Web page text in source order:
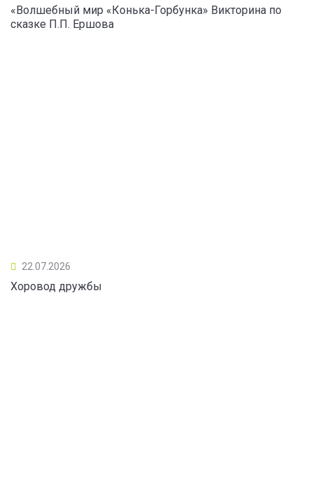
«Волшебный мир «Конька-Горбунка» Викторина по
сказке П.П. Ершова
22.07.2026
Хоровод дружбы